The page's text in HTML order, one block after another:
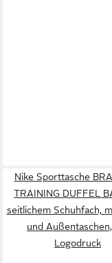
Nike Sporttasche
TRAINING DUFFEL
seitlichem Schuhfach,
und
Logodruck